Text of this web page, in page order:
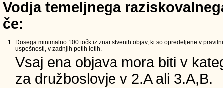
Vodja temeljnega
če:
1. Dosega minimalno 100 točk iz znanstvenih objav, ki so opredeljene v
uspešnosti, v zadnjih petih letih.
Vsaj ena objava mora biti v
za družboslovje v 2.A ali 3.A,B.